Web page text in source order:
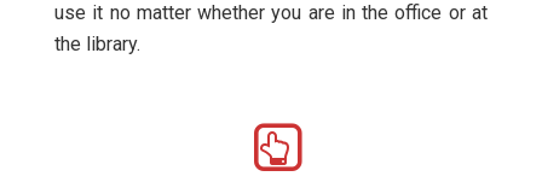
use it no matter whether you are in the office or at
the library.